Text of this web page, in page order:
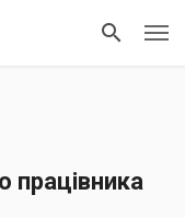
працівника